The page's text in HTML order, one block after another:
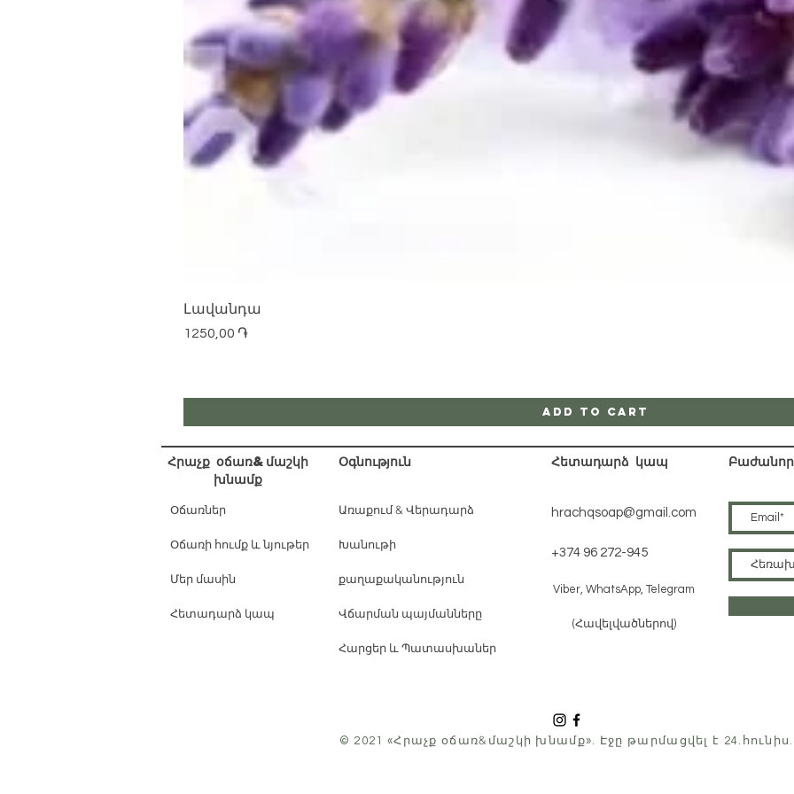
Լավանդա
Price
1250,00 ֏
Add to Cart
Հրաչք օճառ&մաշկի
խնամք
Օգնություն
Օճառներ
Օճառի հումք և նյութեր
Մեր մասին
Հետադարձ կապ
Առաքում & Վերադարձ
Խանութի
քաղաքականություն
Վճարման պայմանները
Հարցեր և Պատասխաներ
Հետադարձ կապ
hrachqsoap@gmail.com
+374 96 272-945
Viber, WhatsApp, Telegram
(Հավելվածներով)
© 2021 «Հրաչք օճառ& մաշկի խնամք». Էջը թարմացվել է